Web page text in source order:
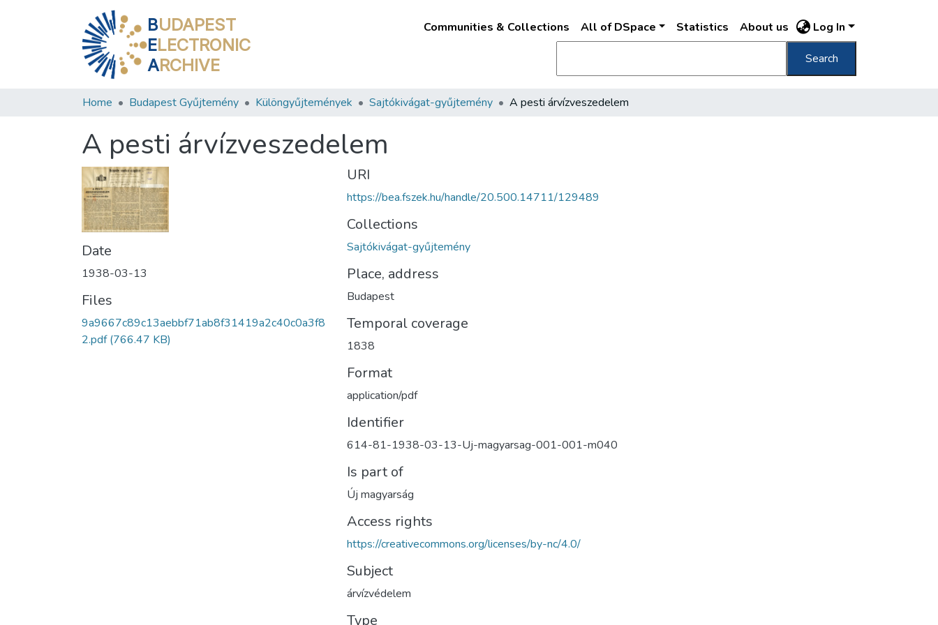
BUDAPEST
ELECTRONIC
ARCHIVE
Communities & Collections All of DSpace Statistics About us Log In
Search
Home Budapest Gyűjtemény Különgyűjtemények Sajtókivágat-gyűjtemény A pesti árvízveszedelem
A pesti árvízveszedelem
Date
1938-03-13
Files
9a9667c89c13aebbf71ab8f31419a2c40c0a3f8
2.pdf(766.47 KB)
URI
https://bea.fszek.hu/handle/20.500.14711/129489
Collections
Sajtókivágat-gyűjtemény
Place, address
Budapest
Temporal coverage
1838
Format
application/pdf
Identifier
614-81-1938-03-13-Uj-magyarsag-001-001-m040
Is part of
Új magyarság
Access rights
https://creativecommons.org/licenses/by-nc/4.0/
Subject
árvízvédelem
Type